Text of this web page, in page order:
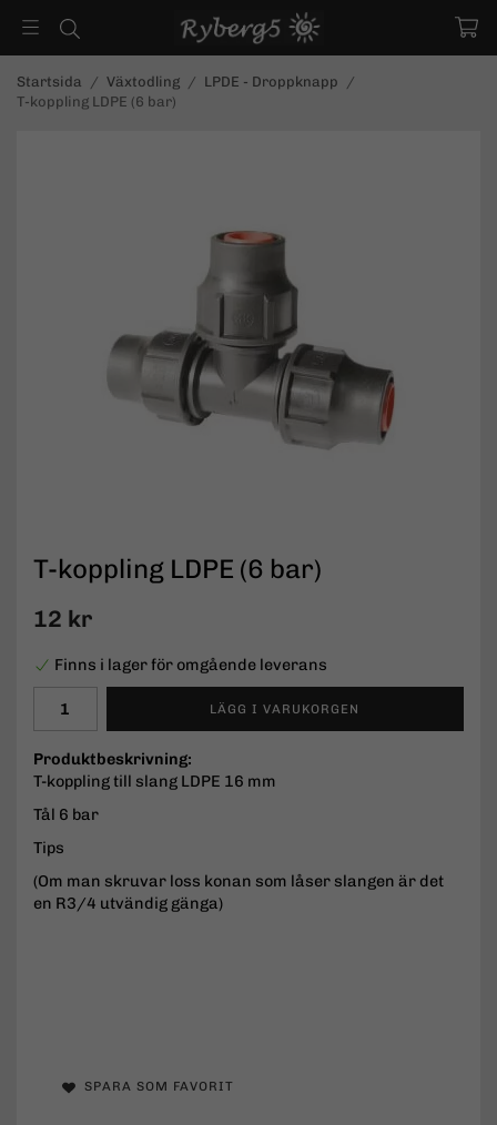
Startsida / Växtodling / LPDE - Droppknapp
/
T-koppling LDPE (6 bar)
T-koppling LDPE (6 bar)
12 kr
Finns i lager för omgående leverans
LÄGG I VARUKORGEN
Produktbeskrivning:
T-koppling till slang LDPE 16 mm
Tål 6 bar
Tips
(Om man skruvar loss konan som låser slangen är det
en R3/4 utvändig gänga)
SPARA SOM FAVORIT